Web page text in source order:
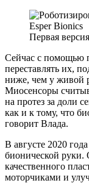
Первая
Сейчас с помощью
переставлять их,
ниже, чем у живой
Миосенсоры
на протез за доли
как и к тому, что
говорит Влада.
В августе 2020
бионической руки.
качественного
моторчиками и